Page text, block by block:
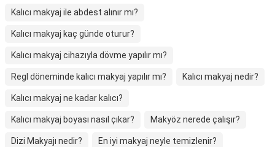
Kalıcı makyaj ile abdest alınır mı?
Kalıcı makyaj kaç günde oturur?
Kalıcı makyaj cihazıyla dövme yapılır mı?
Regl döneminde kalıcı makyaj yapılır mı? Kalıcı makyaj nedir?
Kalıcı makyaj ne kadar kalıcı?
Kalıcı makyaj boyası nasıl çıkar? Makyöz nerede çalışır?
Dizi Makyajı nedir? En iyi makyaj neyle temizlenir?